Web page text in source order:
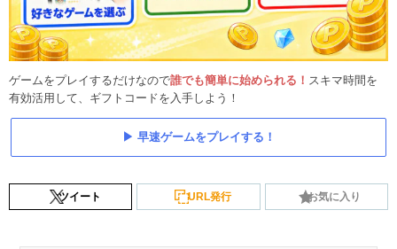
ゲームをプレイするだけなので誰でも簡単に始められる！ スキマ時間を
有効活用して、ギフトコードを入手しよう！
早速ゲームをプレイする！
ツイート URL発行 お気に入り